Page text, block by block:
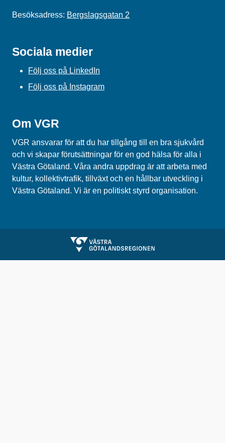
Besöksadress: Bergslagsgatan 2
Sociala medier
Följ oss på LinkedIn
Följ oss på Instagram
Om VGR
VGR ansvarar för att du har tillgång till en bra sjukvård
och vi skapar förutsättningar för en god hälsa för alla i
Västra Götaland. Våra andra uppdrag är att arbeta med
kultur, kollektivtrafik, tillväxt och en hållbar utveckling i
Västra Götaland. Vi är en politiskt styrd organisation.